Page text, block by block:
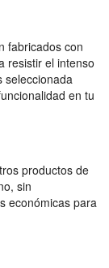
fabricados con
resistir el intenso
seleccionada
en tu
productos de
sin
económicas para